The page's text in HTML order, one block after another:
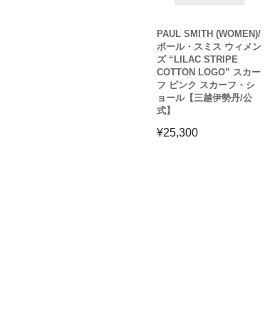
PAUL SMITH (WOMEN)/
ポール・スミス ウィメン
ズ “LILAC STRIPE
COTTON LOGO” スカー
フ ピンク スカーフ・シ
ョール【三越伊勢丹/公
式】
¥25,300